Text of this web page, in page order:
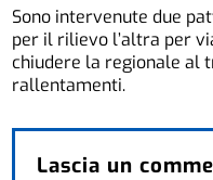
Sono intervenute due
per il rilievo l’altra per
chiudere la regionale al
rallentamenti.
Lascia un